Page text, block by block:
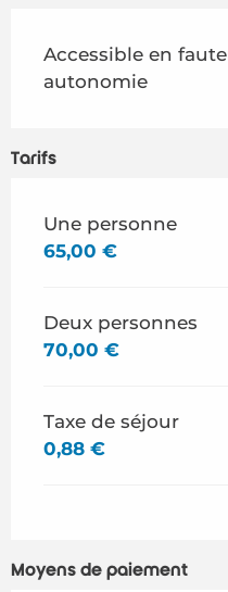
Accessible en
autonomie
Tarifs
Tarifs 2026
Une personne
65,00 €
Deux personnes
70,00 €
Taxe de séjour
0,88 €
Moyens de paiement